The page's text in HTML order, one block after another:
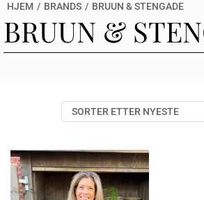
HJEM / BRANDS / BRUUN & STENGADE
BRUUN &